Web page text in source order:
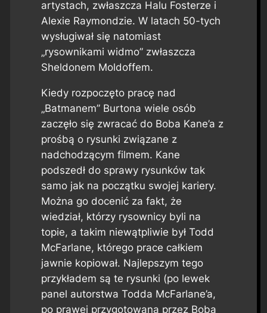
artystach, zwłaszcza Halu Fosterze i
Alexie Raymondzie. W latach 50-tych
wysługiwał się natomiast
„rysownikami widmo” zwłaszcza
Sheldonem Moldoffem.
Kiedy rozpoczęto pracę nad
„Batmanem” Burtona wiele osób
zaczęło się zwracać do Boba Kane’a z
prośbą o rysunki związane z
nadchodzącym filmem. Kane
podszedł do sprawy rysunków tak
samo jak na początku swojej kariery.
Można go docenić za fakt, że
wiedział, którzy rysownicy byli na
topie, a takim niewątpliwie był Todd
McFarlane, którego prace całkiem
jawnie kopiował. Najlepszym tego
przykładem są te rysunki (po lewek
panel autorstwa Todda McFarlane’a,
po prawej przygotowana przez Boba